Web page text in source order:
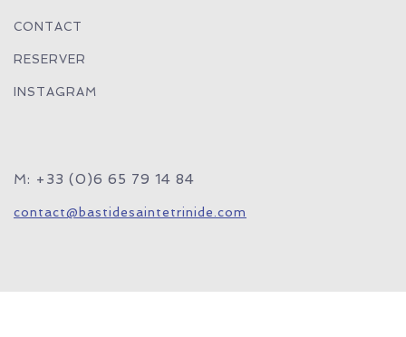
CONTACT
RESERVER
INSTAGRAM
M: +33 (0)6 65 79 14 84
contact@bastidesaintetrinide.com